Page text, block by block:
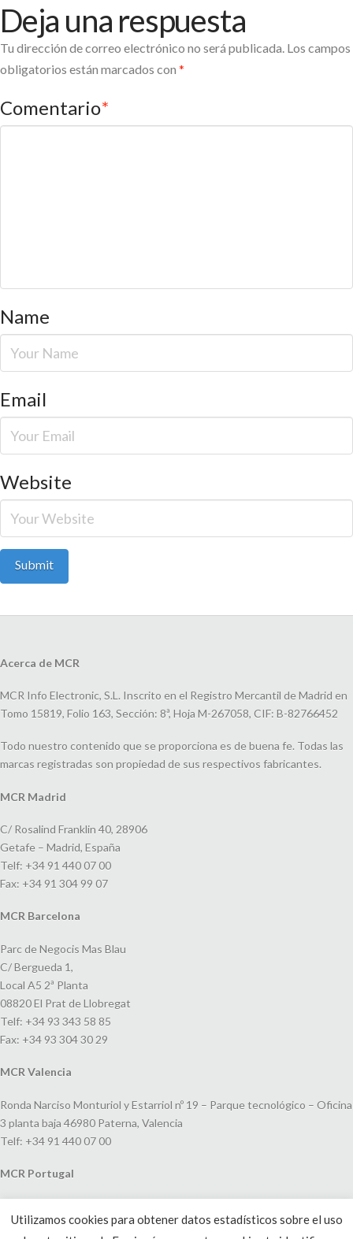
Deja una respuesta
Tu dirección de correo electrónico no será publicada. Los campos
obligatorios están marcados con *
Comentario*
Name
Email
Website
Acerca de MCR
MCR Info Electronic, S.L. Inscrito en el Registro Mercantil de Madrid en
Tomo 15819, Folio 163, Sección: 8ª, Hoja M-267058, CIF: B-82766452
Todo nuestro contenido que se proporciona es de buena fe. Todas las
marcas registradas son propiedad de sus respectivos fabricantes.
MCR Madrid
C/ Rosalind Franklin 40, 28906
Getafe – Madrid, España
Telf: +34 91 440 07 00
Fax: +34 91 304 99 07
MCR Barcelona
Parc de Negocis Mas Blau
C/ Bergueda 1,
Local A5 2ª Planta
08820 El Prat de Llobregat
Telf: +34 93 343 58 85
Fax: +34 93 304 30 29
MCR Valencia
Ronda Narciso Monturiol y Estarriol nº 19 – Parque tecnológico – Oficina
3 planta baja 46980 Paterna, Valencia
Telf: +34 91 440 07 00
MCR Portugal
João V, 24
Utilizamos cookies para obtener datos estadísticos sobre el uso